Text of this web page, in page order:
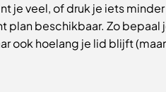
je veel, of druk je iets
plan beschikbaar. Zo bepaal
ook hoelang je lid blijft